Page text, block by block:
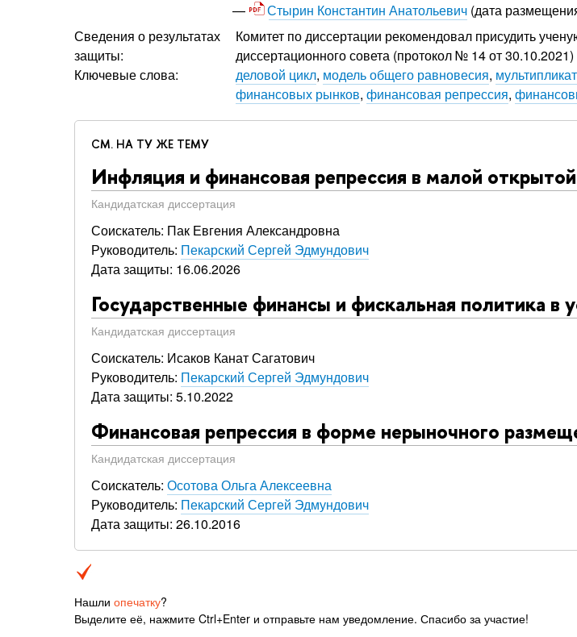
Нашли опечатку?
Выделите её, нажмите Ctrl+Enter и отправьте нам уведомление. Спасибо за участие!
Стырин Константин Анатольевич (дата
Сведения о результатах
защиты:
Комитет по диссертации рекомендовал присудить
диссертационного совета (протокол № 14 от
Ключевые слова:
деловой цикл, модель общего равновесия,
финансовых рынков, финансовая репрессия,
СМ. НА ТУ ЖЕ ТЕМУ
Инфляция и финансовая репрессия в малой
Кандидатская диссертация
Соискатель: Пак Евгения Александровна
Руководитель: Пекарский Сергей Эдмундович
Дата защиты: 16.06.2026
Государственные финансы и фискальная политика в
Кандидатская диссертация
Соискатель: Исаков Канат Сагатович
Руководитель: Пекарский Сергей Эдмундович
Дата защиты: 5.10.2022
Финансовая репрессия в форме нерыночного
Кандидатская диссертация
Соискатель: Осотова Ольга Алексеевна
Руководитель: Пекарский Сергей Эдмундович
Дата защиты: 26.10.2016